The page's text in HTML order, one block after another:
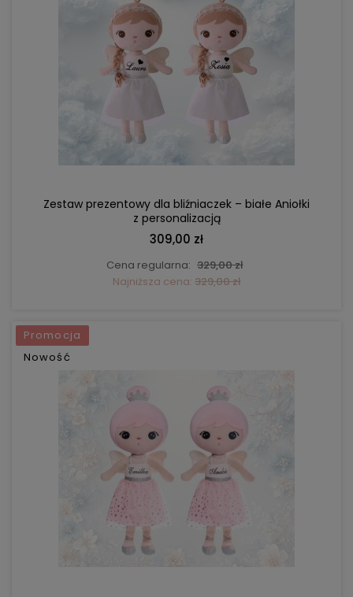
Zestaw prezentowy dla bliźniaczek – białe Aniołki
z personalizacją
309,00 zł
Cena regularna: 329,00 zł
Najniższa cena: 329,00 zł
DO KOSZYKA
DO KOSZYKA
Promocja
Nowość